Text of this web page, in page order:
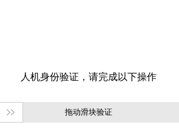
拖动滑块验证